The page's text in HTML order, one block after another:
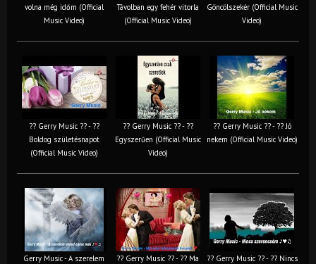
volna még időm (Official
Music Video)
Távolban egy fehér vitorla
(Official Music Video)
Göncölszekér (Official Music
Video)
?? Gerry Music ?? - ??
Boldog születésnapot
(Official Music Video)
?? Gerry Music ?? - ??
Egyszerűen (Official Music
Video)
?? Gerry Music ?? - ?? Jó
nekem (Official Music Video)
Gerry Music - A szerelem
?? Gerry Music ?? - ?? Ma
?? Gerry Music ?? - ?? Nincs